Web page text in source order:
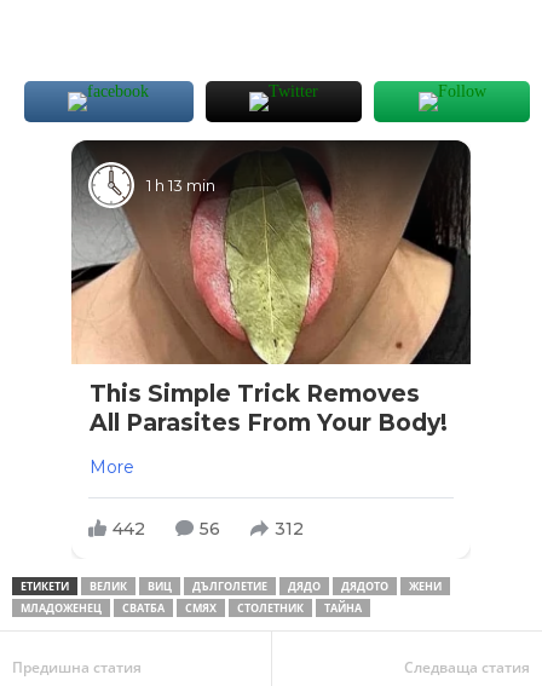
1 h 13 min
This Simple Trick Removes
All Parasites From Your Body!
More
442 56 312
ЕТИКЕТИ ВЕЛИК ВИЦ ДЪЛГОЛЕТИЕ ДЯДО ДЯДОТО
ЖЕНИ
МЛАДОЖЕНЕЦ
СВАТБА СМЯХ СТОЛЕТНИК ТАЙНА
Предишна статия Следваща статия